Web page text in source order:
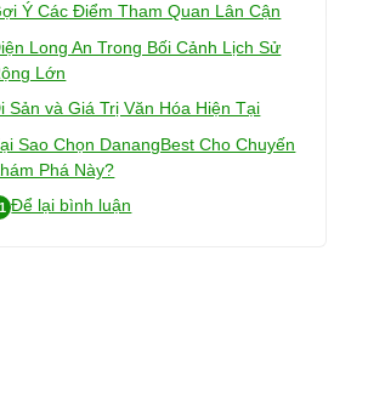
Ý Các Điểm Tham Quan Lân Cận
Long An Trong Bối Cảnh Lịch Sử
Lớn
Sản và Giá Trị Văn Hóa Hiện Tại
Sao Chọn DanangBest Cho Chuyến
Phá Này?
Để lại bình luận